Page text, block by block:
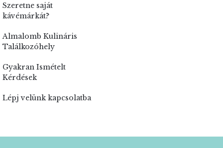
Szeretne saját
kávémárkát?
Almalomb Kulináris
Találkozóhely
Gyakran Ismételt
Kérdések
Lépj velünk kapcsolatba